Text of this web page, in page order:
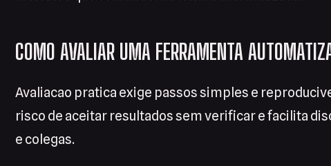
COMO AVALIAR UMA FERRAMENTA
Avaliacao pratica exige passos simples e
risco de aceitar resultados sem verificar e facilita
e colegas.